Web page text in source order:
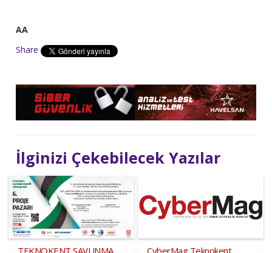
AA
Share
İlginizi Çekebilecek Yazılar